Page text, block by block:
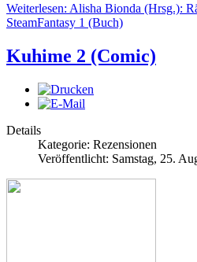
Weiterlesen: Alisha Bionda (Hrsg.):
SteamFantasy 1 (Buch)
Kuhime 2 (Comic)
Details
Kategorie: Rezensionen
Veröffentlicht: Samstag, 25.